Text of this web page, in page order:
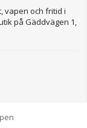
vapen och fritid i
på Gäddvägen 1,